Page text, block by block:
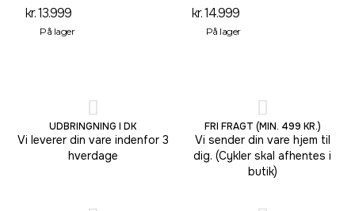
kr.13.999
På lager
kr.14.999
På lager
UDBRINGNING I DK
Vi leverer din vare indenfor 3
hverdage
FRI FRAGT (MIN. 499 KR.)
Vi sender din vare hjem til
dig. (Cykler skal afhentes i
butik)